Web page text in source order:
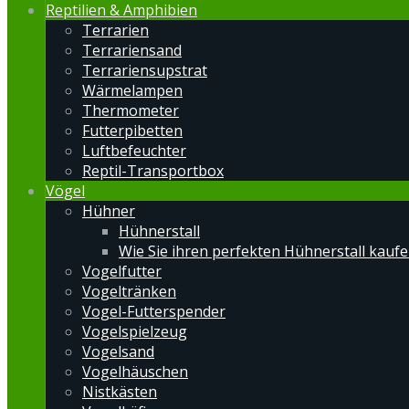
Reptilien & Amphibien
Terrarien
Terrariensand
Terrariensupstrat
Wärmelampen
Thermometer
Futterpibetten
Luftbefeuchter
Reptil-Transportbox
Vögel
Hühner
Hühnerstall
Wie Sie ihren perfekten Hühnerstall
Vogelfutter
Vogeltränken
Vogel-Futterspender
Vogelspielzeug
Vogelsand
Vogelhäuschen
Nistkästen